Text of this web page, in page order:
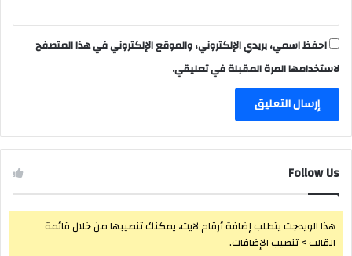
احفظ اسمي، بريدي الإلكتروني، والموقع الإلكتروني في هذا المتصفح
لاستخدامها المرة المقبلة في تعليقي.
Follow Us
هذا الويدجت يتطلب إضافة أرقام لايت، يمكنك تنصيبها من خلال قائمة
القالب > تنصيب الإضافات.